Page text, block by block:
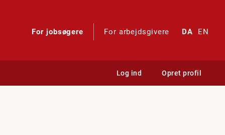
For jobsøgere For arbejdsgivere DA EN
Log ind Opret profil